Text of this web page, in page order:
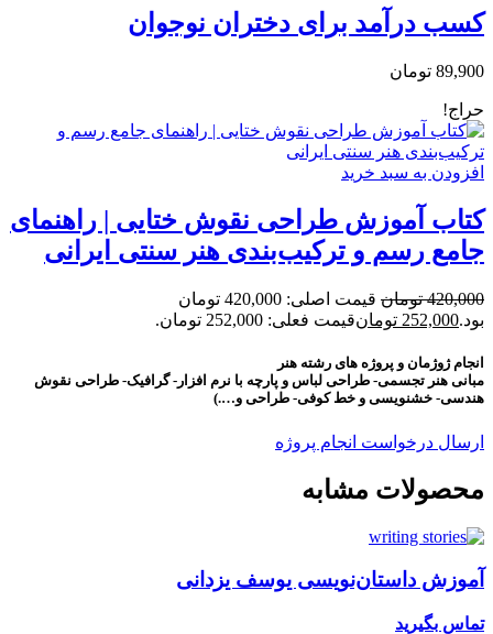
کسب درآمد برای دختران نوجوان
89,900 تومان
حراج!
افزودن به سبد خرید
کتاب آموزش طراحی نقوش ختایی | راهنمای
جامع رسم و ترکیب‌بندی هنر سنتی ایرانی
420,000 تومان
قیمت اصلی: 420,000 تومان
بود.252,000 تومانقیمت فعلی: 252,000 تومان.
انجام ژوژمان و پروژه های رشته هنر
مبانی هنر تجسمی- طراحی لباس و پارچه با نرم افزار- گرافیک- طراحی نقوش
هندسی- خشنویسی و خط کوفی- طراحی و….)
ارسال درخواست انجام پروژه
محصولات مشابه
آموزش داستان‌نویسی یوسف یزدانی
تماس بگیرید